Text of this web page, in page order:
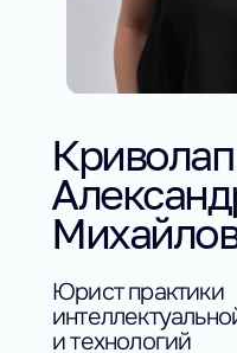
Криволап
Юрист практики
и технологий